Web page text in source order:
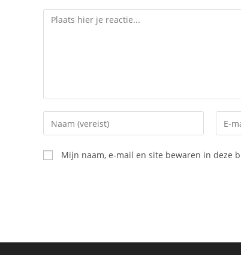
Reactie
Vul
je
(gebruikers)naam
in
Vul
je
Mijn naam, e-mail en site bewaren in deze